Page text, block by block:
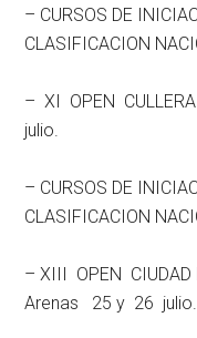
– CURSOS DE
CLASIFICACION
– XI OPEN
julio.
– CURSOS DE
CLASIFICACION
– XIII OPEN
Arenas 25 y 26 julio.